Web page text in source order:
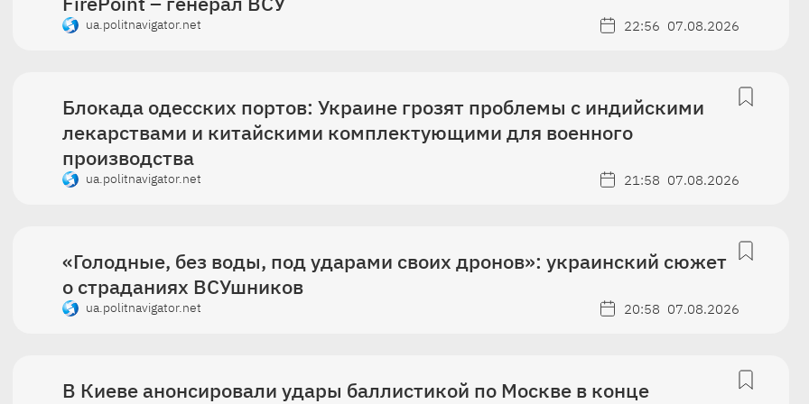
ua.politnavigator.net 22:56 07.08.2026
Блокада одесских портов: Украине грозят проблемы с индийскими
лекарствами и китайскими комплектующими для военного
производства
ua.politnavigator.net 21:58 07.08.2026
«Голодные, без воды, под ударами своих дронов»: украинский сюжет
о страданиях ВСУшников
ua.politnavigator.net 20:58 07.08.2026
В Киеве анонсировали удары баллистикой по Москве в конце